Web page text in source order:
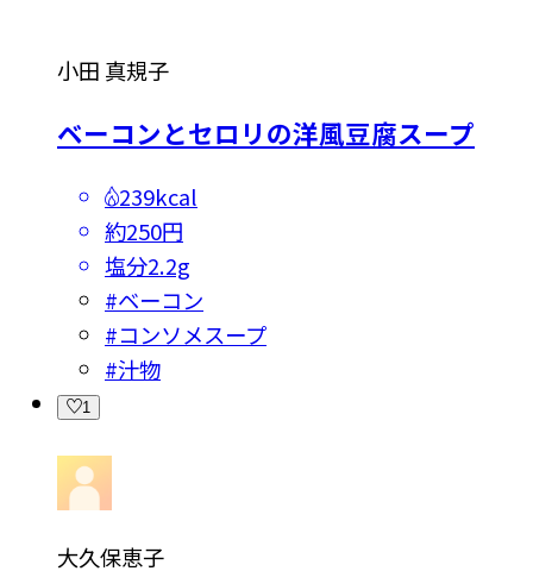
小田 真規子
ベーコンとセロリの洋風豆腐スープ
239kcal
約250円
塩分2.2g
#ベーコン
#コンソメスープ
#汁物
1
大久保恵子